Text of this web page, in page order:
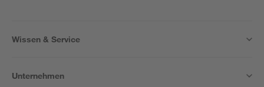
Wissen & Service
Unternehmen